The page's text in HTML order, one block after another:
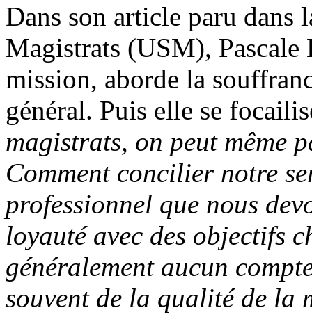
Dans son article paru dans
Magistrats (USM),
mission, aborde la
général. Puis elle se
magistrats, on peut même
Comment concilier notre
professionnel que nous
loyauté avec des objectifs
généralement aucun
souvent de la qualité de